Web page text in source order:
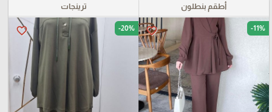
أطقم بنطلون
favorite_border -11%
ترينجات
favorite_border -20%